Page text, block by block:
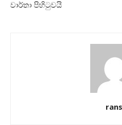
වාර්තා පිහිටුවයි